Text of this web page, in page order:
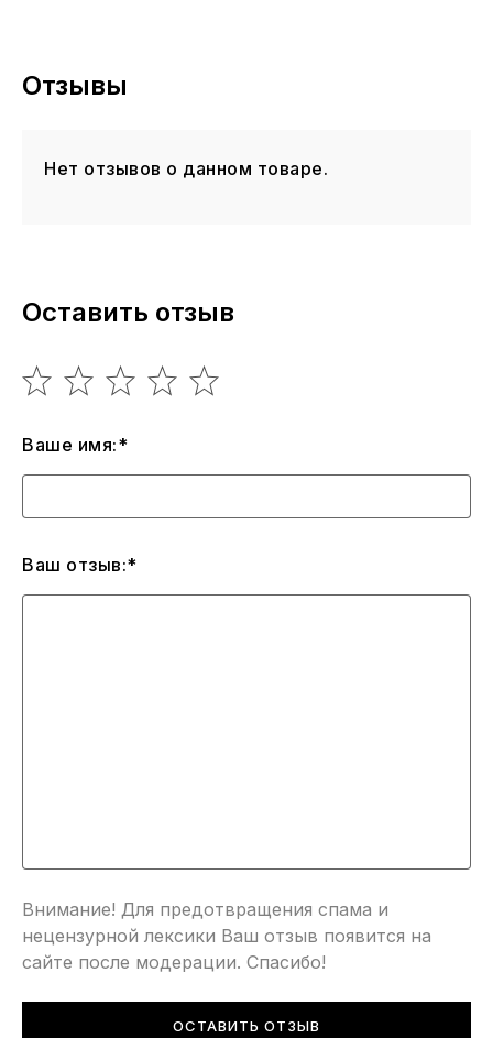
Отзывы
Нет отзывов о данном товаре.
Оставить отзыв
Ваше имя:*
Ваш отзыв:*
Внимание! Для предотвращения спама и
нецензурной лексики Ваш отзыв появится на
сайте после модерации. Спасибо!
ОСТАВИТЬ ОТЗЫВ